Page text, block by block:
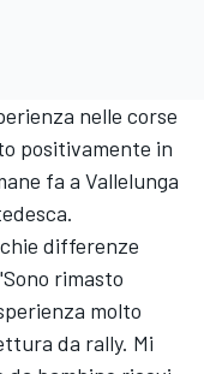
nelle corse
positivamente in
fa a Vallelunga
differenze
rimasto
molto
da rally. Mi